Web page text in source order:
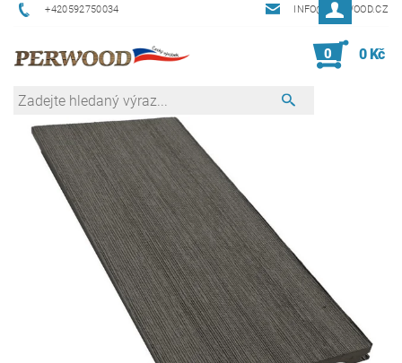
+420592750034 INFO@PERWOOD.CZ
0 0 Kč